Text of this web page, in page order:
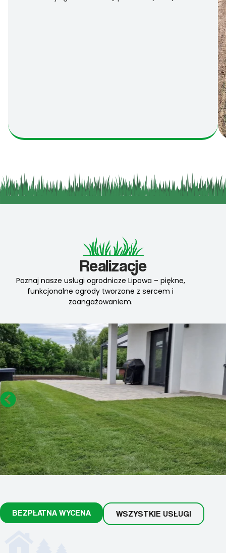
Realizacje
Poznaj nasze usługi ogrodnicze Lipowa – piękne,
funkcjonalne ogrody tworzone z sercem i
zaangażowaniem.
BEZPŁATNA WYCENA WSZYSTKIE USŁUGI